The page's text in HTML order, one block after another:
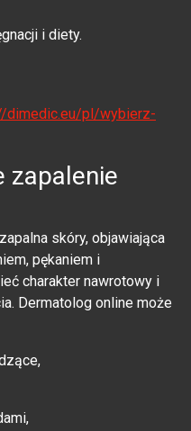
i diety.
dimedic.eu/pl/wybierz-
zapalenie
skóry, objawiająca
pękaniem i
charakter nawrotowy i
Dermatolog online może